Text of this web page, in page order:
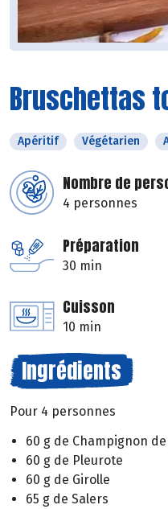
Bruschettas
Apéritif Végétarien
Nombre de
4 personnes
Préparation
30 min
Cuisson
10 min
Ingrédients
Pour 4 personnes
60 g de Champignon
60 g de Pleurote
60 g de Girolle
65 g de Salers